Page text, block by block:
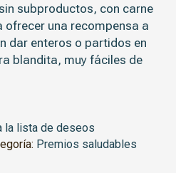
subproductos, con carne
ofrecer una recompensa a
dar enteros o partidos en
blandita, muy fáciles de
la lista de deseos
Premios saludables